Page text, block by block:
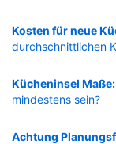
Kosten für neue
durchschnittlichen
Kücheninsel Maße:
mindestens sein?
Achtung